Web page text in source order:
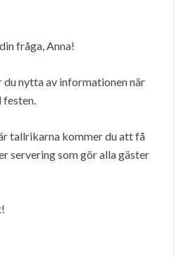
fråga, Anna!
du nytta av informationen när
tallrikarna kommer du att få
servering som gör alla gäster